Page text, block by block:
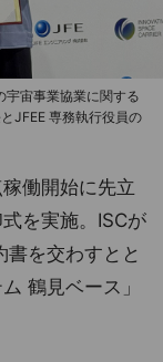
宇宙事業協業に関する
JFEE 専務執行役員の
働開始に先立
を実施。ISCが
を交わすとと
鶴見ベース」